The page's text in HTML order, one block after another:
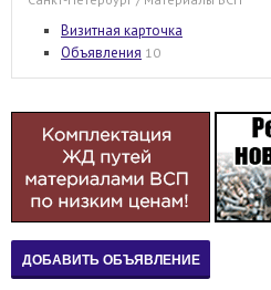
Визитная карточка
Объявления 10